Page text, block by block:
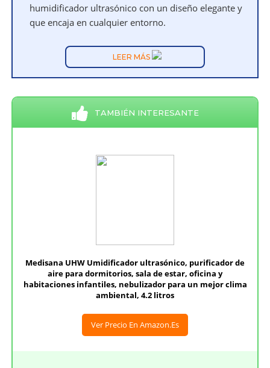
humidificador ultrasónico con un diseño elegante y
que encaja en cualquier entorno.
LEER MÁS
TAMBIÉN INTERESANTE
Medisana UHW Umidificador ultrasónico, purificador de
aire para dormitorios, sala de estar, oficina y
habitaciones infantiles, nebulizador para un mejor clima
ambiental, 4.2 litros
Ver Precio En Amazon.es